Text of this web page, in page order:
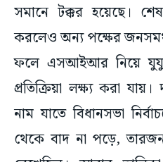
সমানে টক্কর হয়েছে।
করলেও অন্য পক্ষের
ফলে এসআইআর নিয়ে
প্রতিক্রিয়া লক্ষ্য করা
নাম যাতে বিধানসভা
থেকে বাদ না পড়ে,